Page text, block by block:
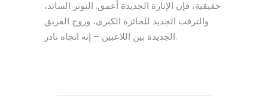
حقيقية، فإن الإثارة الجديدة أعمق. التوتر السائد،
والترقب الجديد للجائزة الكبرى، وروح الفريق
الجديدة بين اللاعبين – إنه اتجاه نادر.